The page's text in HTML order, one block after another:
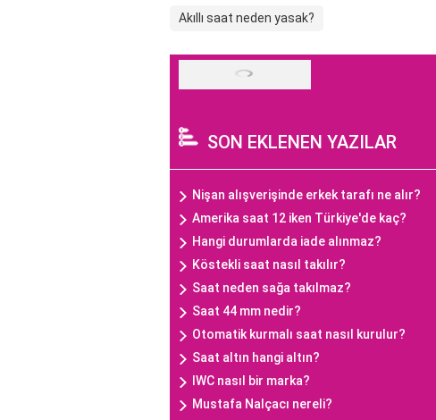
Akıllı saat neden yasak?
SON EKLENEN YAZILAR
Nişan alışverişinde erkek tarafı ne alır?
Amerika saat 12 iken Türkiye'de kaç?
Hangi durumlarda iade alınmaz?
Köstekli saat nasıl takılır?
Saat neden sağa takılmaz?
Saat 44 mm nedir?
Otomatik kurmalı saat nasıl kurulur?
Saat altın hangi altın?
IWC nasıl bir marka?
Mustafa Nalçacı nereli?